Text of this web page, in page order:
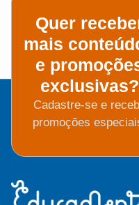
Quer
mais
e
exclusivas?
Cadastre-se e
promoções